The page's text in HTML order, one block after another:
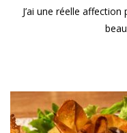
J’ai une réelle